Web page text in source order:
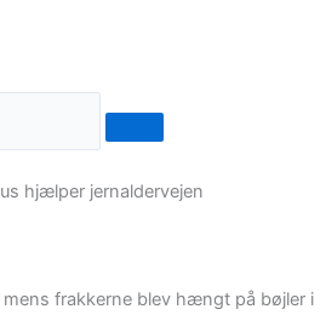
hjælper jernaldervejen
frakkerne blev hængt på bøjler i